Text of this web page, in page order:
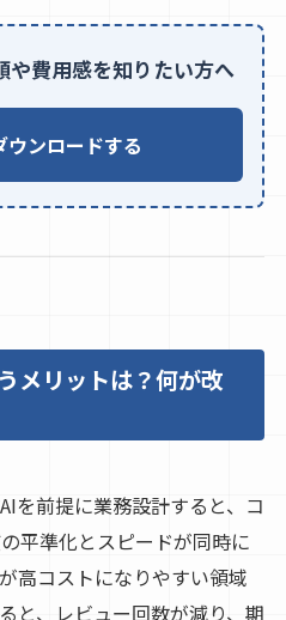
や費用感を知りたい方へ
ンロードする
メリットは？何が改
を前提に業務設計すると、コ
平準化とスピードが同時に
高コストになりやすい領域
と、レビュー回数が減り、期